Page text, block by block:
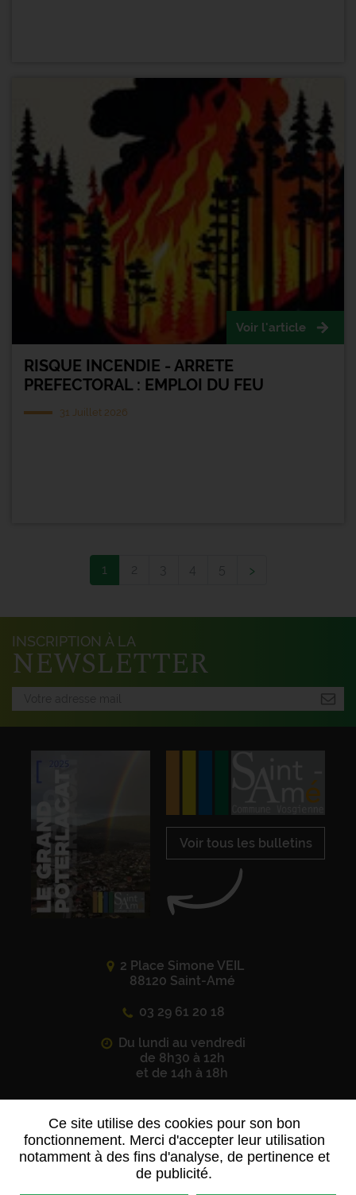
Voir l'article
RISQUE INCENDIE - ARRETE
PREFECTORAL : EMPLOI DU FEU
31 Juillet 2026
1 ›
INSCRIPTION À LA
NEWSLETTER
Voir tous les bulletins
2 Place Simone VEIL
88120 Saint-Amé
03 29 61 20 18
Du lundi au vendredi
de 8h30 à 12h
et de 14h à 18h
Suivez-nous sur les réseaux sociaux
Ce site utilise des cookies pour son bon
fonctionnement. Merci d'accepter leur utilisation
notamment à des fins d'analyse, de pertinence et
de publicité.